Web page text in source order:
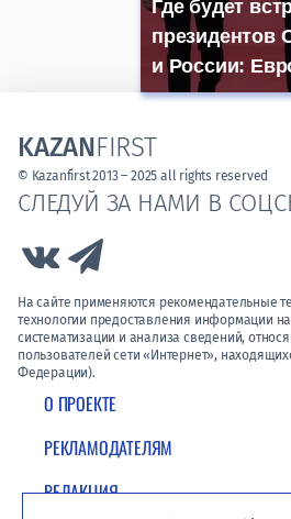
Где будет
президентов
и России:
О ПРОЕКТЕ
РЕКЛАМОДАТЕЛЯМ
РЕДАКЦИЯ
СЛЕДУЙ ЗА НАМИ В
Link to Vk
На сайте применяются рекомендательные
технологии предоставления информации
систематизации и анализа сведений,
пользователей сети «Интернет»,
Федерации).
KAZANFIRST
© Kazanfirst 2013 – 2025 all rights reserved